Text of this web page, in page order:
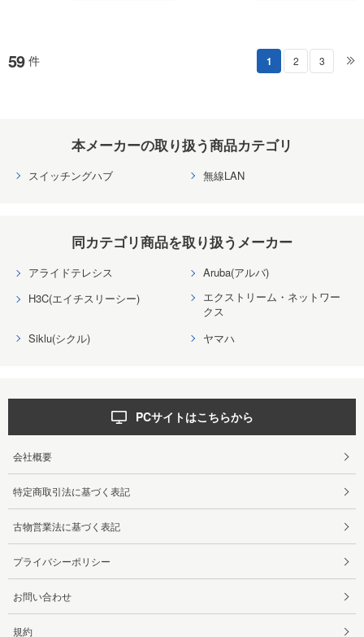
59 件 1 2 3
本メーカーの取り扱う商品カテゴリ
スイッチングハブ 無線LAN
同カテゴリ商品を取り扱うメーカー
アライドテレシス
Aruba(アルバ)
H3C(エイチスリーシー)
エクストリーム・ネットワー
クス
Siklu(シクル)
ヤマハ
PCサイトはこちらから
会社概要
特定商取引法に基づく表記
古物営業法に基づく表記
プライバシーポリシー
お問い合わせ
規約